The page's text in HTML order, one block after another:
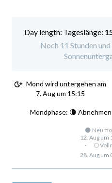
Tageslänge:
Noch 11 Stunden
Mond wird untergehen am
7. Aug um 15:15
Mondphase: 🌘
🌑
12. Aug um
·
🌕
28. Aug um